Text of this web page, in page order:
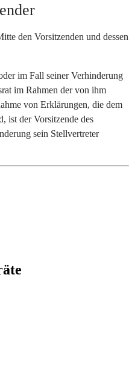
den Vorsitzenden und dessen
im Fall seiner Verhinderung
im Rahmen der von ihm
von Erklärungen, die dem
ist der Vorsitzende des
sein Stellvertreter